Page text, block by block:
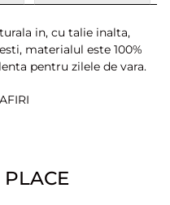
in, cu talie inalta,
materialul este 100%
pentru zilele de vara.
PLACE